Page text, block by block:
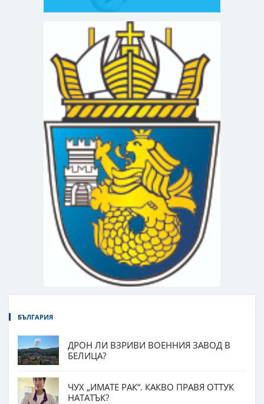
БЪЛГАРИЯ
ДРОН ЛИ ВЗРИВИ ВОЕННИЯ ЗАВОД В
БЕЛИЦА?
ЧУХ „ИМАТЕ РАК“. КАКВО ПРАВЯ ОТТУК
НАТАТЪК?